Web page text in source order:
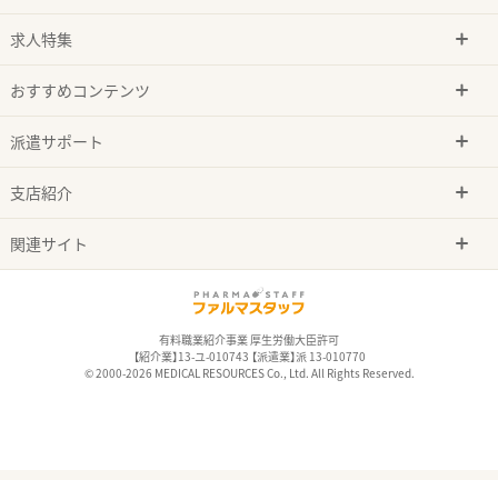
求人特集
おすすめコンテンツ
派遣サポート
支店紹介
関連サイト
有料職業紹介事業 厚生労働大臣許可
【紹介業】13-ユ-010743 【派遣業】派 13-010770
© 2000-2026 MEDICAL RESOURCES Co., Ltd. All Rights Reserved.